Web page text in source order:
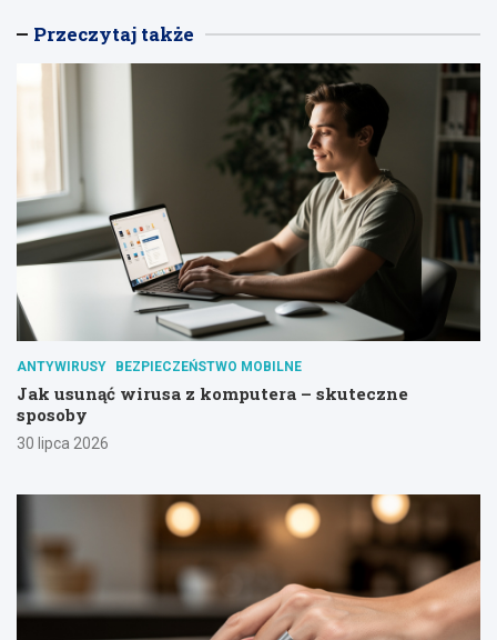
Przeczytaj także
ANTYWIRUSY BEZPIECZEŃSTWO MOBILNE
Jak usunąć wirusa z komputera – skuteczne
sposoby
30 lipca 2026